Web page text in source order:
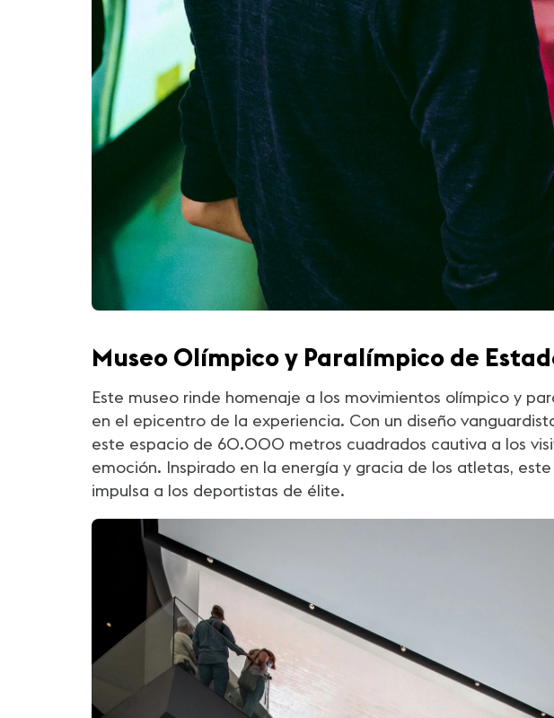
Museo Olímpico y Paralímpico de
Este museo rinde homenaje a los movimientos olímpico y
en el epicentro de la experiencia. Con un diseño
este espacio de 60.000 metros cuadrados cautiva a los
emoción. Inspirado en la energía y gracia de los atletas,
impulsa a los deportistas de élite.